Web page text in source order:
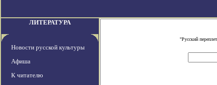
ЛИТЕРАТУРА
Новости русской культуры
Афиша
К читателю
"Русский